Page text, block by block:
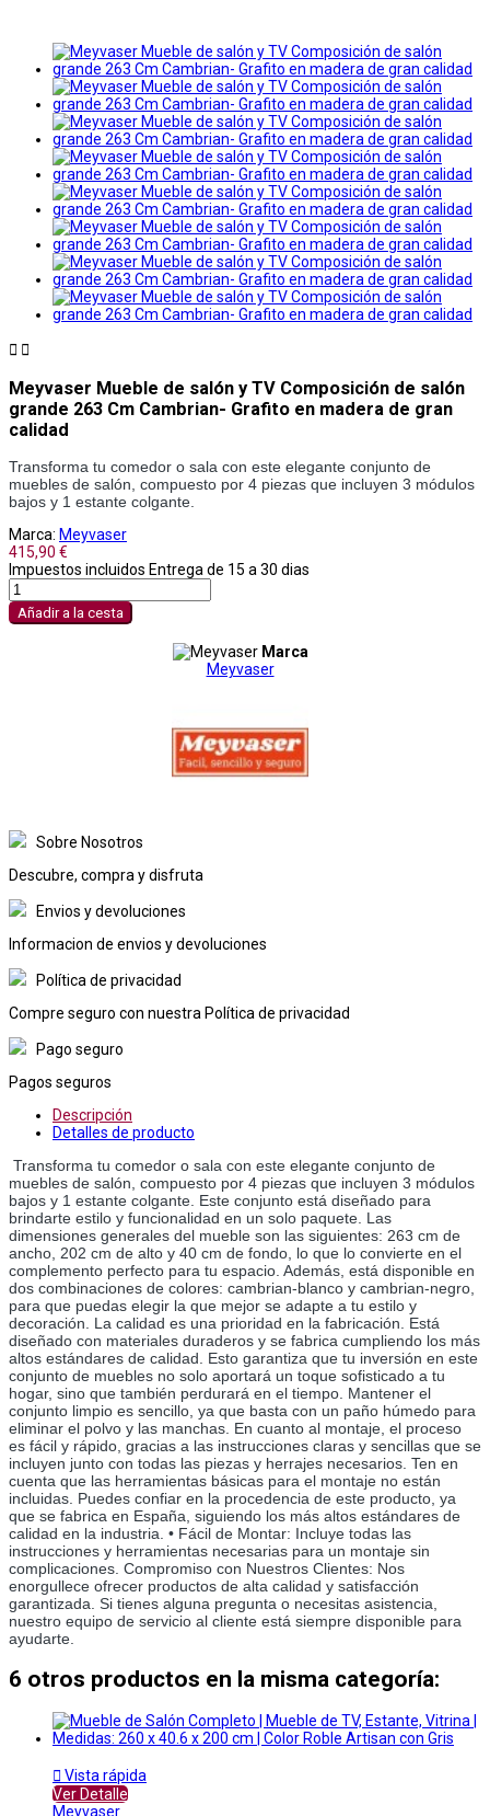
 
Meyvaser Mueble de salón y TV Composición de salón
grande 263 Cm Cambrian- Grafito en madera de gran
calidad
Transforma tu comedor o sala con este elegante conjunto de
muebles de salón, compuesto por 4 piezas que incluyen 3 módulos
bajos y 1 estante colgante.
Marca: Meyvaser
415,90 €
Impuestos incluidos Entrega de 15 a 30 dias
Añadir a la cesta
Marca
Meyvaser
Sobre Nosotros
Descubre, compra y disfruta
Envios y devoluciones
Informacion de envios y devoluciones
Política de privacidad
Compre seguro con nuestra Política de privacidad
Pago seguro
Pagos seguros
Descripción
Detalles de producto
Transforma tu comedor o sala con este elegante conjunto de
muebles de salón, compuesto por 4 piezas que incluyen 3 módulos
bajos y 1 estante colgante. Este conjunto está diseñado para
brindarte estilo y funcionalidad en un solo paquete. Las
dimensiones generales del mueble son las siguientes: 263 cm de
ancho, 202 cm de alto y 40 cm de fondo, lo que lo convierte en el
complemento perfecto para tu espacio. Además, está disponible en
dos combinaciones de colores: cambrian-blanco y cambrian-negro,
para que puedas elegir la que mejor se adapte a tu estilo y
decoración. La calidad es una prioridad en la fabricación. Está
diseñado con materiales duraderos y se fabrica cumpliendo los más
altos estándares de calidad. Esto garantiza que tu inversión en este
conjunto de muebles no solo aportará un toque sofisticado a tu
hogar, sino que también perdurará en el tiempo. Mantener el
conjunto limpio es sencillo, ya que basta con un paño húmedo para
eliminar el polvo y las manchas. En cuanto al montaje, el proceso
es fácil y rápido, gracias a las instrucciones claras y sencillas que se
incluyen junto con todas las piezas y herrajes necesarios. Ten en
cuenta que las herramientas básicas para el montaje no están
incluidas. Puedes confiar en la procedencia de este producto, ya
que se fabrica en España, siguiendo los más altos estándares de
calidad en la industria. • Fácil de Montar: Incluye todas las
instrucciones y herramientas necesarias para un montaje sin
complicaciones. Compromiso con Nuestros Clientes: Nos
enorgullece ofrecer productos de alta calidad y satisfacción
garantizada. Si tienes alguna pregunta o necesitas asistencia,
nuestro equipo de servicio al cliente está siempre disponible para
ayudarte.
6 otros productos en la misma categoría:
 Vista rápida
Ver Detalle
Meyvaser